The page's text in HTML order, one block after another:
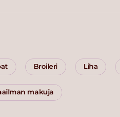
Broileri Liha
makuja